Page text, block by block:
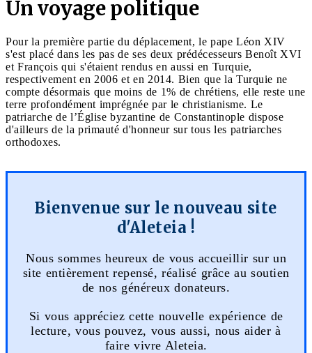
Un voyage politique
Pour la première partie du déplacement, le pape Léon XIV
s'est placé dans les pas de ses deux prédécesseurs Benoît XVI
et François qui s'étaient rendus en aussi en Turquie,
respectivement en 2006 et en 2014. Bien que la Turquie ne
compte désormais que moins de 1% de chrétiens, elle reste une
terre profondément imprégnée par le christianisme. Le
patriarche de l’Église byzantine de Constantinople dispose
d'ailleurs de la primauté d'honneur sur tous les patriarches
orthodoxes.
Bienvenue sur le nouveau site
d'Aleteia !
Nous sommes heureux de vous accueillir sur un
site entièrement repensé, réalisé grâce au soutien
de nos généreux donateurs.
Si vous appréciez cette nouvelle expérience de
lecture, vous pouvez, vous aussi, nous aider à
faire vivre Aleteia.